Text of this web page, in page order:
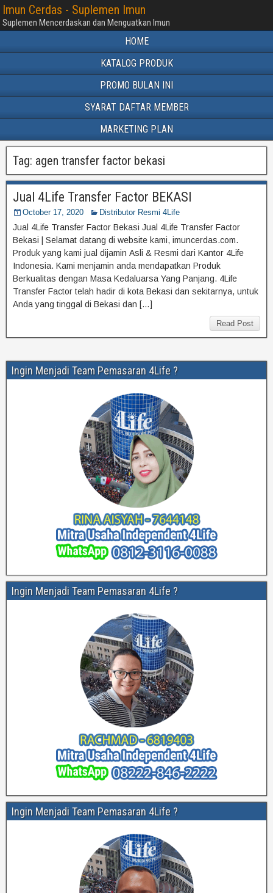
Imun Cerdas - Suplemen Imun
Suplemen Mencerdaskan dan Menguatkan Imun
HOME
KATALOG PRODUK
PROMO BULAN INI
SYARAT DAFTAR MEMBER
MARKETING PLAN
Tag: agen transfer factor bekasi
Jual 4Life Transfer Factor BEKASI
October 17, 2020 Distributor Resmi 4Life
Jual 4Life Transfer Factor Bekasi Jual 4Life Transfer Factor
Bekasi | Selamat datang di website kami, imuncerdas.com.
Produk yang kami jual dijamin Asli & Resmi dari Kantor 4Life
Indonesia. Kami menjamin anda mendapatkan Produk
Berkualitas dengan Masa Kedaluarsa Yang Panjang. 4Life
Transfer Factor telah hadir di kota Bekasi dan sekitarnya, untuk
Anda yang tinggal di Bekasi dan […]
Read Post
Ingin Menjadi Team Pemasaran 4Life ?
Ingin Menjadi Team Pemasaran 4Life ?
Ingin Menjadi Team Pemasaran 4Life ?